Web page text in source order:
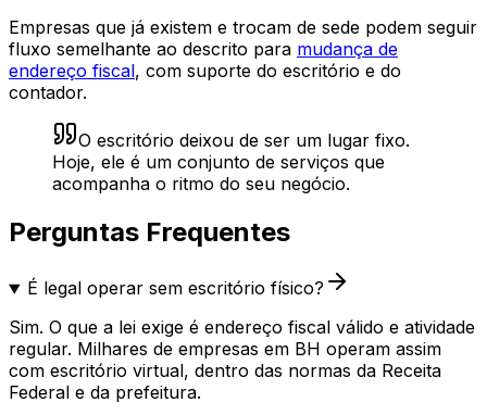
Empresas que já existem e trocam de sede podem seguir
fluxo semelhante ao descrito para mudança de
endereço fiscal, com suporte do escritório e do
contador.
O escritório deixou de ser um lugar fixo.
Hoje, ele é um conjunto de serviços que
acompanha o ritmo do seu negócio.
Perguntas Frequentes
É legal operar sem escritório físico?
Sim. O que a lei exige é endereço fiscal válido e atividade
regular. Milhares de empresas em BH operam assim
com escritório virtual, dentro das normas da Receita
Federal e da prefeitura.